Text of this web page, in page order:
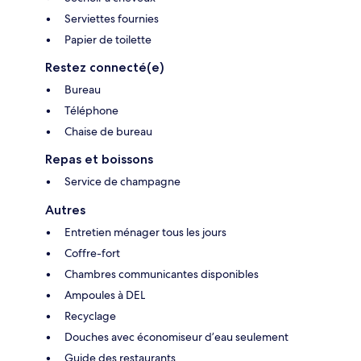
Serviettes fournies
Papier de toilette
Restez connecté(e)
Bureau
Téléphone
Chaise de bureau
Repas et boissons
Service de champagne
Autres
Entretien ménager tous les jours
Coffre-fort
Chambres communicantes disponibles
Ampoules à DEL
Recyclage
Douches avec économiseur d’eau seulement
Guide des restaurants